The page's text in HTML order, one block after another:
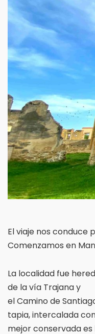
El viaje nos conduce
Comenzamos en
La localidad fue
de la vía Trajana y
el Camino de
tapia, intercalada
mejor conservada